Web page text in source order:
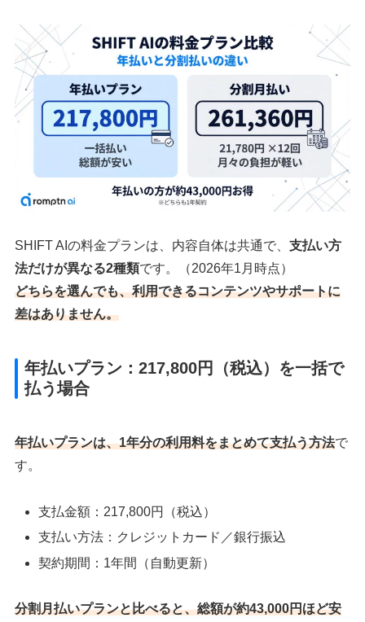
SHIFT AIの料金プランは、内容自体は共通で、支払い方
法だけが異なる2種類です。（2026年1月時点）
どちらを選んでも、利用できるコンテンツやサポートに
差はありません。
年払いプラン：217,800円（税込）を一括で
払う場合
年払いプランは、1年分の利用料をまとめて支払う方法で
す。
支払金額：217,800円（税込）
支払い方法：クレジットカード／銀行振込
契約期間：1年間（自動更新）
分割月払いプランと比べると、総額が約43,000円ほど安